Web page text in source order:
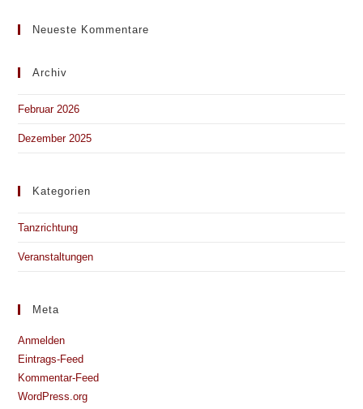
Neueste Kommentare
Archiv
Februar 2026
Dezember 2025
Kategorien
Tanzrichtung
Veranstaltungen
Meta
Anmelden
Eintrags-Feed
Kommentar-Feed
WordPress.org